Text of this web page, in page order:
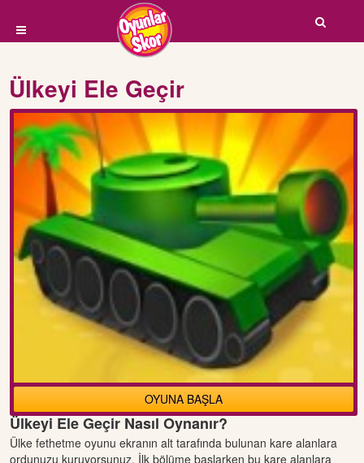
Ülkeyi Ele Geçir
OYUNA BAŞLA
Ülkeyi Ele Geçir Nasıl Oynanır?
Ülke fethetme oyunu ekranın alt tarafında bulunan kare alanlara
ordunuzu kuruyorsunuz. İlk bölüme başlarken bu kare alanlara